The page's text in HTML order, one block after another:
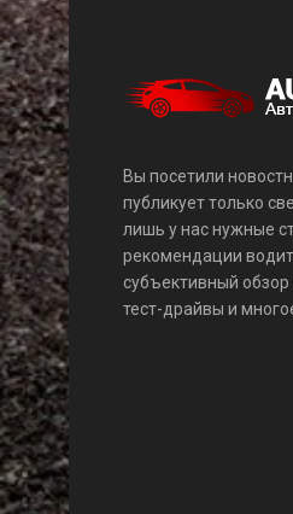
Вы посетили
публикует только
лишь у нас нужные
рекомендации
субъективный
тест-драйвы и